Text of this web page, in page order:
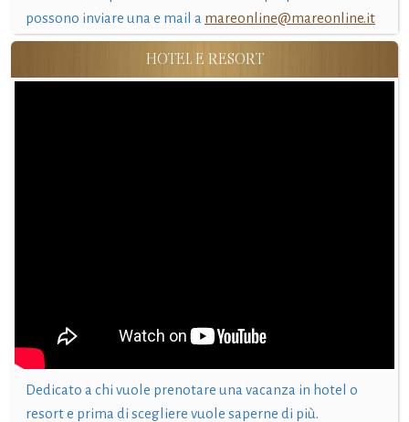
possono inviare una e mail a mareonline@mareonline.it
HOTEL E RESORT
Dedicato a chi vuole prenotare una vacanza in hotel o
resort e prima di scegliere vuole saperne di più.